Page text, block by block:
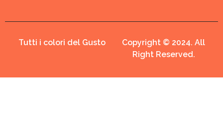
Tutti i colori del Gusto
Copyright © 2024. All
Right Reserved.